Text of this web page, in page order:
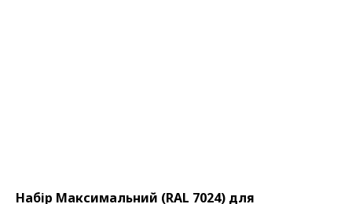
Набір Максимальний (RAL 7024) для